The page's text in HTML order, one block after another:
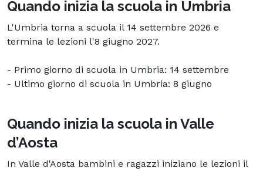
Quando inizia la scuola in Umbria
L'Umbria torna a scuola il 14 settembre 2026 e
termina le lezioni l'8 giugno 2027.
- Primo giorno di scuola in Umbria: 14 settembre
- Ultimo giorno di scuola in Umbria: 8 giugno
Quando inizia la scuola in Valle
d’Aosta
In Valle d'Aosta bambini e ragazzi iniziano le lezioni il